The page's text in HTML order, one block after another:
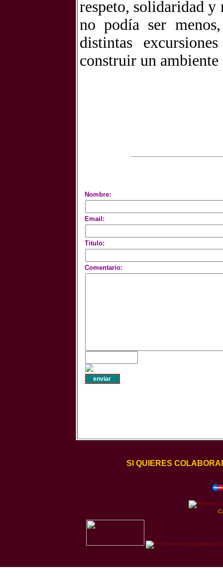
respeto, solidaridad
no podía ser
distintas
construir un
Nombre:
Email:
Titulo:
Comentario:
SI QUIERES